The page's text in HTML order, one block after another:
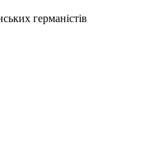
германістів